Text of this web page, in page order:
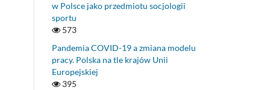
w Polsce jako przedmiotu socjologii
sportu
573
Pandemia COVID-19 a zmiana modelu
pracy. Polska na tle krajów Unii
Europejskiej
395